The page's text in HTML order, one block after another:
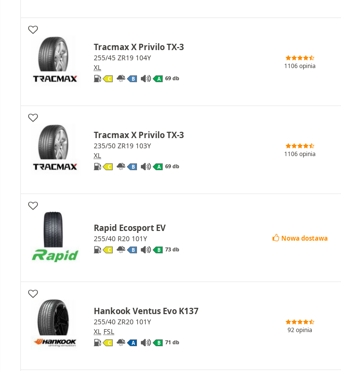
Tracmax X Privilo TX-3
255/45 ZR19 104Y
XL
C B A 69 db
1106 opinia
Tracmax X Privilo TX-3
235/50 ZR19 103Y
XL
C B A 69 db
1106 opinia
Rapid Ecosport EV
255/40 R20 101Y
C B B 73 db
Nowa dostawa
Hankook Ventus Evo K137
255/40 ZR20 101Y
XL FSL
C A B 71 db
92 opinia